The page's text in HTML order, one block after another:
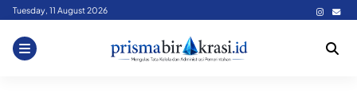
Skip
content
Tuesday, 11 August 2026